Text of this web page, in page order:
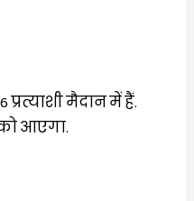
मैदान में हैं.
आएगा.